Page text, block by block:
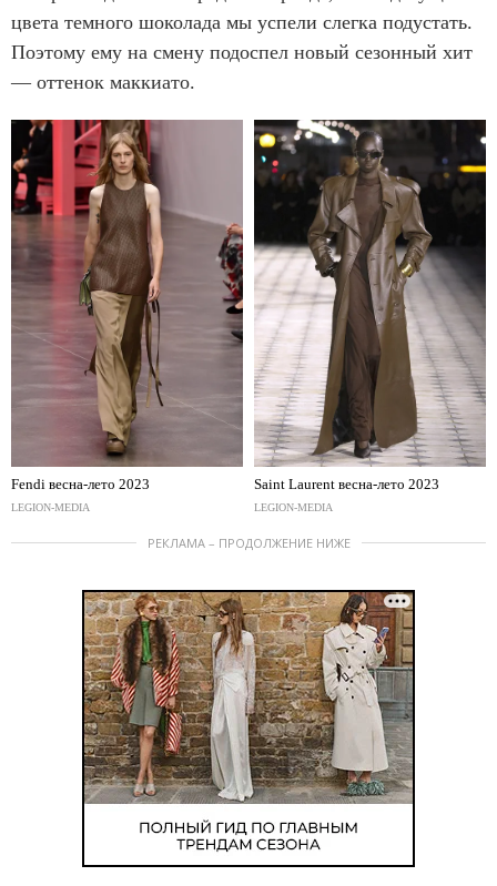
цвета темного шоколада мы успели слегка подустать.
Поэтому ему на смену подоспел новый сезонный хит
— оттенок маккиато.
Fendi весна-лето 2023
LEGION-MEDIA
Saint Laurent весна-лето 2023
LEGION-MEDIA
РЕКЛАМА – ПРОДОЛЖЕНИЕ НИЖЕ